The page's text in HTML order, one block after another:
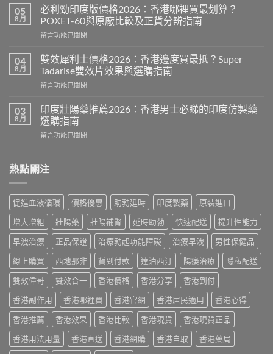
而
鋼
香
港
格
2026
攻
印
度
Viagra
比
貨
分
辨
與
購
買
指
南〉
中
05
8 月
必利勁印度版價格2026：香港哪裡買最划算？
POXET-60與原廠比較及正貨分辨指南
在
利
勁
印
度
價
格
2026：
香
裡
划
算？
POXET-
60
與
原
廠
比
較
及
正
貨
分
辨
指
留言功能已關閉
04
8 月
雙效犀利士價格2026：香港邊度買最抵？Super
Tadarise雙效片效果與選購指南
在
效
犀
利
士
2026：
邊
度
買
最
抵？
Super
Tadarise
雙
效
片
效
果
與
選
購
留言功能已關閉
03
8 月
印度壯陽藥推薦2026：香港男士必睇的印度仿製藥
選購指南
在
壯
陽
推
薦
2026：
香
港
男
士
必
睇
的
印
度
仿
製
藥
選
留言功能已關閉
熱點關注
促進血液循環 價格優惠 助勃延時 印度製藥
原裝進口
增大增粗
壯陽藥 壯陽補腎 延時助勃 快速配送
提升性能力
早洩治療
正品保證 治療勃起功能障礙 治療早洩
男性保健品
線上購買
西地那非 貨到付款 達泊西汀 陽痿治療
隱私配送
雙效偉哥
雙效合一 香港價格 香港分享
香港到付
香港副作用
香港哪裡買 香港官網 香港居民適用
香港心得
香港推薦
香港效果 香港比較 香港現貨
香港現貨正品
香港用法用量
香港直送 香港網購 香港自取
香港藥局